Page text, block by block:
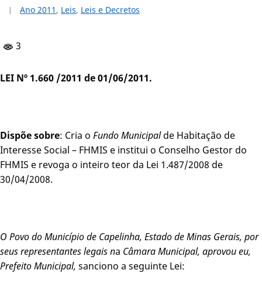
Ano 2011 , Leis, Leis e Decretos
3
LEI Nº 1.660 /2011 de 01/06/2011.
Dispõe sobre: Cria o FundoMunicipalde Habitação de
Interesse Social – FHMIS e institui o Conselho Gestor do
FHMIS e revoga o inteiro teor da Lei 1.487/2008 de
30/04/2008.
O Povo do Município de Capelinha, Estado de Minas Gerais, por
seus representantes legais na Câmara Municipal, aprovou eu,
Prefeito Municipal, sanciono a seguinte Lei: